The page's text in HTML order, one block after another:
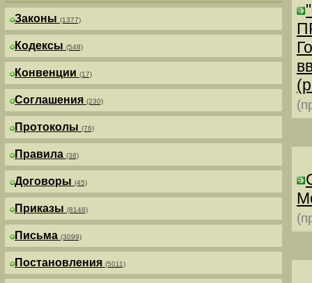
Законы (1377)
Кодексы (548)
Конвенции (17)
Соглашения (230)
Протоколы (76)
Правила (38)
Договоры (45)
Приказы (8148)
Письма (3099)
Постановления (5011)